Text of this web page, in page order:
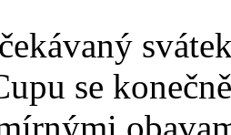
se